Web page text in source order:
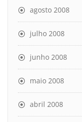
agosto 2008
julho 2008
junho 2008
maio 2008
abril 2008